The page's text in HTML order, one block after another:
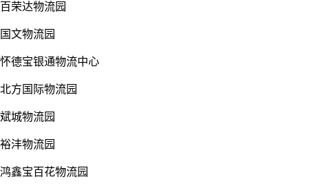
百荣达物流园
国文物流园
怀德宝银通物流中心
北方国际物流园
斌城物流园
裕沣物流园
鸿鑫宝百花物流园